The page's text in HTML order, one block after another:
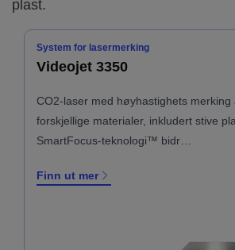
plast.
System for lasermerking
Videojet 3350
CO2-laser med høyhastighets merking
forskjellige materialer, inkludert stive
SmartFocus-teknologi™ bidr…
Finn ut mer